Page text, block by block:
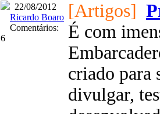
22/08/2012
Ricardo Boaro
Comentários:
6
[Artigos]
É com
criado para
divulgar,